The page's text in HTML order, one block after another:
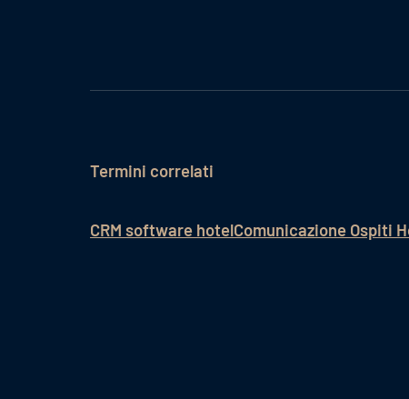
Termini correlati
CRM software hotelComunicazione Ospiti